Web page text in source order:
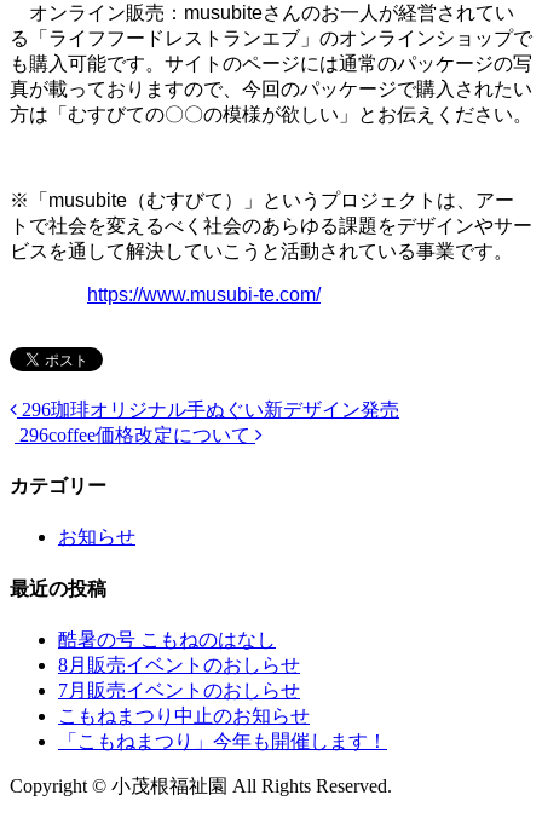
オンライン販売：musubiteさんのお一人が経営されてい
る「ライフフードレストランエブ」のオンラインショップで
も購入可能です。サイトのページには通常のパッケージの写
真が載っておりますので、今回のパッケージで購入されたい
方は「むすびての〇〇の模様が欲しい」とお伝えください。
※「musubite（むすびて）」というプロジェクトは、アー
トで社会を変えるべく社会のあらゆる課題をデザインやサー
ビスを通して解決していこうと活動されている事業です。
https://www.musubi-te.com/
296珈琲オリジナル手ぬぐい新デザイン発売
296coffee価格改定について
カテゴリー
お知らせ
最近の投稿
酷暑の号 こもねのはなし
8月販売イベントのおしらせ
7月販売イベントのおしらせ
こもねまつり中止のお知らせ
「こもねまつり」今年も開催します！
Copyright © 小茂根福祉園 All Rights Reserved.